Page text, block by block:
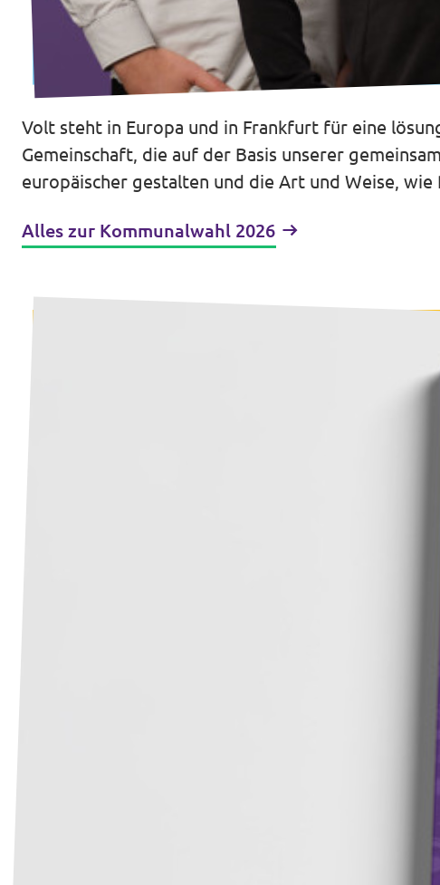
Impressum
Kontakt
Volt steht in Europa und in Frankfurt für eine
Gemeinschaft, die auf der Basis unserer
europäischer gestalten und die Art und Weise,
Alles zur Kommunalwahl 2026